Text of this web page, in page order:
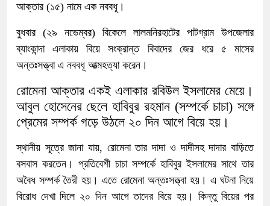
আক্তার (১৫) নামে এক নববধূ।
বুধবার (২৯ নভেম্বর) বিকেলে লালমনিরহাটের পাটগ্রাম উপজেলার
ব্যাংকান্দা এলাকায় বিয়ে সংক্রান্ত বিবাদের জের ধরে ৫ মাসের
অন্তঃসত্ত্বা এ নববধূ আত্মহত্যা করেন।
রোমেনা আক্তার একই এলাকার রবিউল ইসলামের মেয়ে।
আবুল হোসেনের ছেলে হাবিবুর রহমান (সম্পর্কে চাচা) সঙ্গে
প্রেমের সম্পর্ক গড়ে উঠলে ২০ দিন আগে বিয়ে হয়।
স্থানীয় সূত্রে জানা যায়, রোমেনা তার দাদা ও দাদীসহ দাদার বাড়িতে
বসবাস করতেন। প্রতিবেশী চাচা সম্পর্কে হাবিবুর ইসলামের সাথে তার
অবৈধ সম্পর্ক তৈরী হয়। এতে রোমেনা অন্তঃসত্ত্বা হয়। এ ঘটনা নিয়ে
বিরোধ দেখা দিলে ২০ দিন আগে তাদের বিয়ে হয়। কিন্তু বিয়ের পর